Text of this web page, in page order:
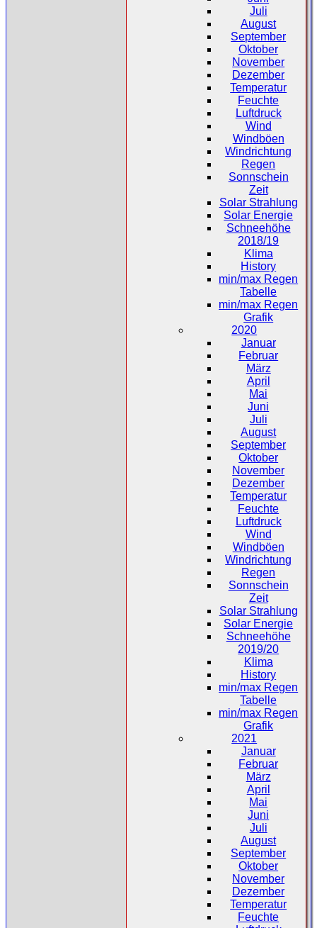
Juli
August
September
Oktober
November
Dezember
Temperatur
Feuchte
Luftdruck
Wind
Windböen
Windrichtung
Regen
Sonnschein
Zeit
Solar Strahlung
Solar Energie
Schneehöhe
2018/19
Klima
History
min/max Regen
Tabelle
min/max Regen
Grafik
2020
Januar
Februar
März
April
Mai
Juni
Juli
August
September
Oktober
November
Dezember
Temperatur
Feuchte
Luftdruck
Wind
Windböen
Windrichtung
Regen
Sonnschein
Zeit
Solar Strahlung
Solar Energie
Schneehöhe
2019/20
Klima
History
min/max Regen
Tabelle
min/max Regen
Grafik
2021
Januar
Februar
März
April
Mai
Juni
Juli
August
September
Oktober
November
Dezember
Temperatur
Feuchte